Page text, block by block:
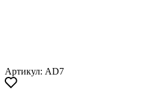
Артикул: AD7